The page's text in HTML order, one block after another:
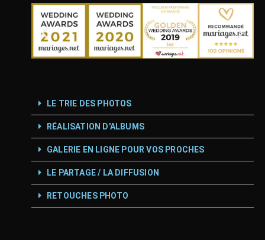
LE TRIE DES PHOTOS
RÉALISATION D'ALBUMS
GALERIE EN LIGNE POUR VOS PROCHES
LE PARTAGE / LA DIFFUSION
RETOUCHES PHOTO